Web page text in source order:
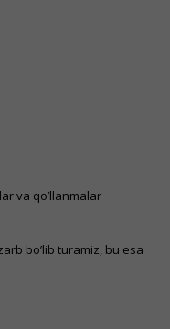
va qo’llanmalar
bo’lib turamiz, bu esa